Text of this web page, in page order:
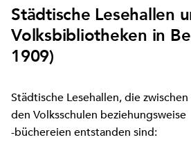
Städtische Lesehallen
Volksbibliotheken in
1909)
Städtische Lesehallen, die
den Volksschulen beziehungsweise
-büchereien entstanden sind: